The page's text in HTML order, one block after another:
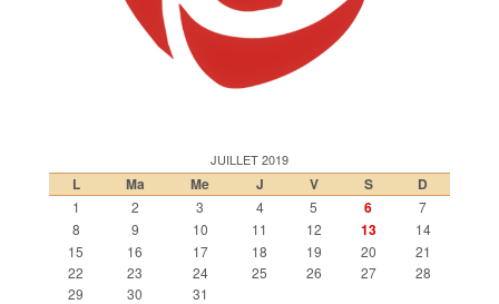
JUILLET 2019
L Ma Me J V S D
1 2 3 4 5 6
7
8
9 10 11 12 13
14
15
16 17 18 19 20
21
22
23 24 25 26 27
28
29
30 31